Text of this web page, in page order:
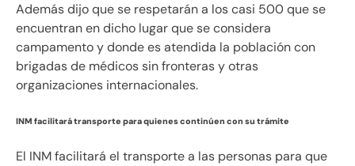
Además dijo que se respetarán a los casi 500 que se
encuentran en dicho lugar que se considera
campamento y donde es atendida la población con
brigadas de médicos sin fronteras y otras
organizaciones internacionales.
INM facilitará transporte para quienes continúen con su trámite
El INM facilitará el transporte a las personas para que